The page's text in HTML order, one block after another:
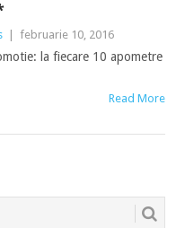
februarie 10, 2016
la fiecare 10 apometre
Read More